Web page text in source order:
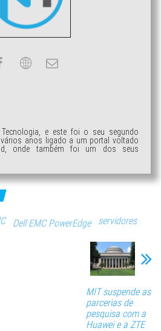
e este foi o seu segundo
anos ligado a um portal voltado
onde também foi um dos seus
Dell EMC PowerEdge servidores
MIT suspende as
parcerias de
pesquisa com a
Huawei e a ZTE